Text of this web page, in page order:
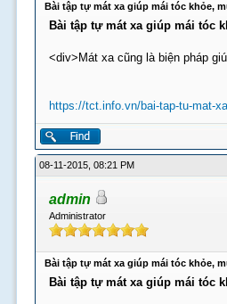
Bài tập tự mát xa giúp mái tóc khỏe,
Bài tập tự mát xa giúp mái tóc
<div>Mát xa cũng là biện pháp
https://tct.info.vn/bai-tap-tu-mat-
08-11-2015, 08:21 PM
admin
Administrator
Bài tập tự mát xa giúp mái tóc khỏe,
Bài tập tự mát xa giúp mái tóc